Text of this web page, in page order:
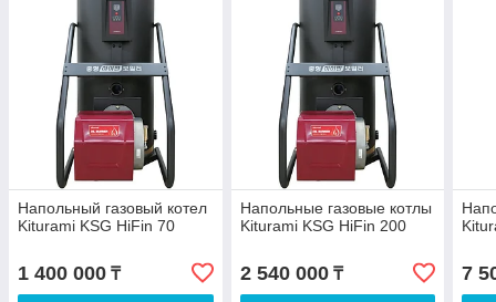
Напольный газовый котел
Kiturami KSG HiFin 70
1 400 000 ₸
Напольные газовые котлы
Kiturami KSG HiFin 200
2 540 000₸ 7